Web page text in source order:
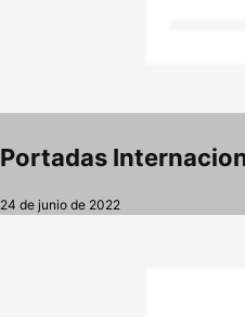
Portadas
24 de junio de 2022